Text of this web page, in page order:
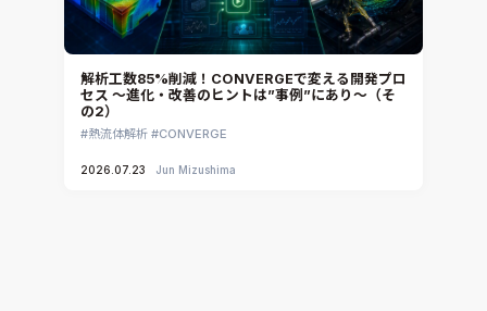
解析工数85%削減！CONVERGEで変える開発プロ
セス ～進化・改善のヒントは”事例”にあり～（そ
の2）
熱流体解析 CONVERGE
2026.07.23 Jun Mizushima